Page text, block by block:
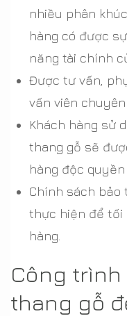
nhiều phân
hàng có được
năng tài chính
Được tư vấn,
vấn viên
Khách hàng sử
thang gỗ sẽ
hàng độc quyền
Chính sách
thực hiện để tối
hàng.
Công
thang gỗ